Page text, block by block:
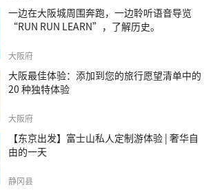
一边在大阪城周围奔跑，一边聆听语音导览
“RUN RUN LEARN”，了解历史。
大阪府
大阪最佳体验：添加到您的旅行愿望清单中的
20 种独特体验
大阪府
【东京出发】富士山私人定制游体验 | 奢华自
由的一天
静冈县